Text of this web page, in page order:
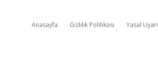
Anasayfa Gizlilik Politikası Yasal Uyarı